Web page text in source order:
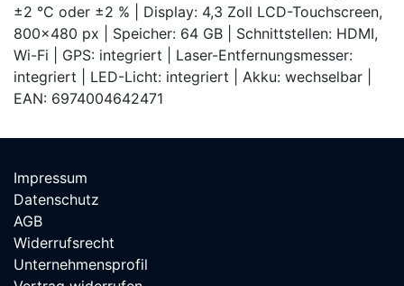
±2 °C oder ±2 % | Display: 4,3 Zoll LCD-Touchscreen,
800×480 px | Speicher: 64 GB | Schnittstellen: HDMI,
Wi-Fi | GPS: integriert | Laser-Entfernungsmesser:
integriert | LED-Licht: integriert | Akku: wechselbar |
EAN: 6974004642471
Impressum
Datenschutz
AGB
Widerrufsrecht
Unternehmensprofil